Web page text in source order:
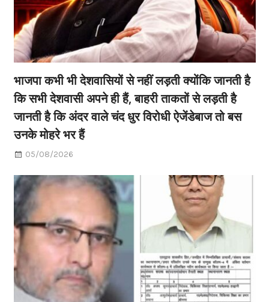
भाजपा कभी भी देशवासियों से नहीं लड़ती क्योंकि जानती है
कि सभी देशवासी अपने ही हैं, बाहरी ताकतों से लड़ती है
जानती है कि अंदर वाले चंद धुर विरोधी ऐजेंडेबाज तो बस
उनके मोहरे भर हैं
05/08/2026